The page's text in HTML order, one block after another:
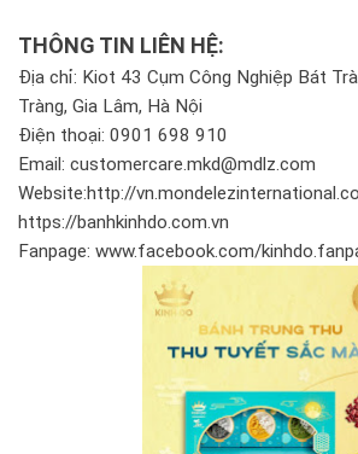
THÔNG TIN LIÊN HỆ:
Địa chỉ: Kiot 43 Cụm Công Nghiệp Bát
Tràng, Gia Lâm, Hà Nội
Điện thoại: 0901 698 910
Email: customercare.mkd@mdlz.com
Website:http://
https://banhkinhdo.com.vn
Fanpage: www.facebook.com/